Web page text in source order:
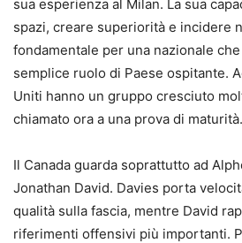
sua esperienza al Milan. La sua
spazi, creare superiorità e incidere
fondamentale per una nazionale
semplice ruolo di Paese ospitante.
Uniti hanno un gruppo cresciuto
chiamato ora a una prova di maturità.
Il Canada guarda soprattutto ad
Jonathan David. Davies porta
qualità sulla fascia, mentre David
riferimenti offensivi più importanti.